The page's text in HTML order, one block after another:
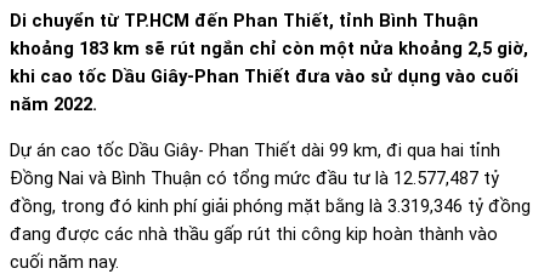
Di chuyển từ TP.HCM đến Phan Thiết, tỉnh Bình Thuận
khoảng 183 km sẽ rút ngắn chỉ còn một nửa khoảng 2,5 giờ,
khi cao tốc Dầu Giây-Phan Thiết đưa vào sử dụng vào cuối
năm 2022.
Dự án cao tốc Dầu Giây- Phan Thiết dài 99 km, đi qua hai tỉnh
Đồng Nai và Bình Thuận có tổng mức đầu tư là 12.577,487 tỷ
đồng, trong đó kinh phí giải phóng mặt bằng là 3.319,346 tỷ đồng
đang được các nhà thầu gấp rút thi công kip hoàn thành vào
cuối năm nay.